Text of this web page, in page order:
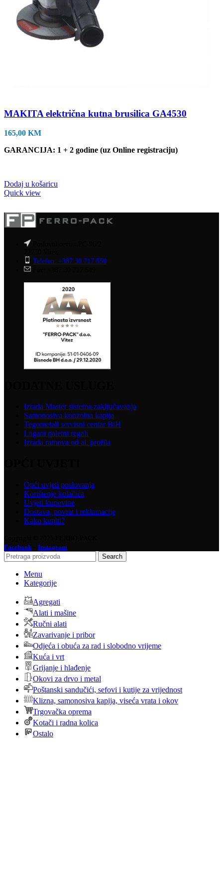
MAKITA električna kutna brusilica GA4530
165,00 KM
GARANCIJA: 1 + 2 godine (uz Online registraciju)
Dodaj u košaricu
Quick view
Telefon: +387 30 717 550
Izrada Master sistema zaključavanja
Samonosiva konzolna kapija
Tegometall servisni centar BiH
Lagani paletni regali
Izrada ramova od al. profila
Opći uvjeti poslovanja
Korištenje kolačića
Uvjeti kupovine
Dostava, povrat i reklamacije
Kako kupiti?
Facebook
Instagram
Search
Menu
Kategorije
Agregati
Alati i mašine
Ručni alati
Zavarivanje i pribor
Odjeća i obuća za rad i slobodno vrijeme
Kuća i vrt
Grijanje i hlađenje
Okovi za drvo i metal
Poštanski sandučići, sefovi i kutije za vrijednost
Klizna, samonosiva kapija, viseća vrata i okov
Trgovačka oprema
Kotači i radna kolica
Ostalo